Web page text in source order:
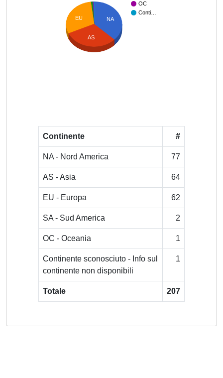
OC
Conti…
NA
EU
AS
Continente #
NA - Nord America 77
AS - Asia 64
EU - Europa 62
SA - Sud America 2
OC - Oceania 1
Continente sconosciuto - Info sul
continente non disponibili
1
Totale 207